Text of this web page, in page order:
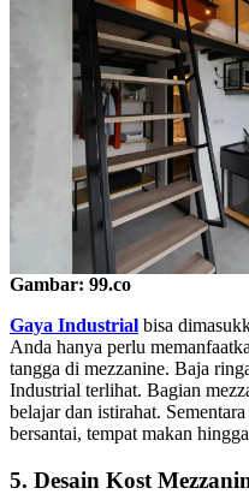
Gambar: 99.co
Gaya Industrial bisa
Anda hanya perlu
tangga di mezzanine. Baja
Industrial terlihat. Bagian
belajar dan istirahat.
bersantai, tempat makan
5. Desain Kost